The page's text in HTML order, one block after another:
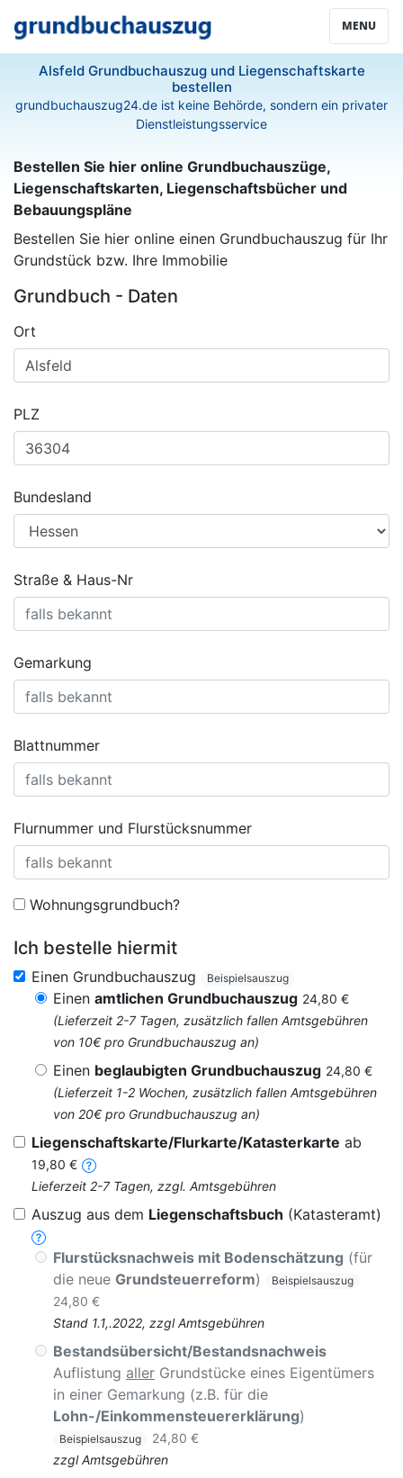
MENU
Alsfeld Grundbuchauszug und Liegenschaftskarte
bestellen
grundbuchauszug24.de ist keine Behörde, sondern ein privater
Dienstleistungsservice
Bestellen Sie hier online Grundbuchauszüge,
Liegenschaftskarten, Liegenschaftsbücher und
Bebauungspläne
Bestellen Sie hier online einen Grundbuchauszug für Ihr
Grundstück bzw. Ihre Immobilie
Grundbuch - Daten
Ort
PLZ
Bundesland
Straße & Haus-Nr
Gemarkung
Blattnummer
Flurnummer und Flurstücksnummer
Wohnungsgrundbuch?
Ich bestelle hiermit
Einen Grundbuchauszug Beispielsauszug
Einen amtlichen Grundbuchauszug 24,80 €
(Lieferzeit 2-7 Tagen, zusätzlich fallen Amtsgebühren
von 10€ pro Grundbuchauszug an)
Einen beglaubigten Grundbuchauszug 24,80 €
(Lieferzeit 1-2 Wochen, zusätzlich fallen Amtsgebühren
von 20€ pro Grundbuchauszug an)
Liegenschaftskarte/Flurkarte/Katasterkarte ab
19,80 €
Lieferzeit 2-7 Tagen, zzgl. Amtsgebühren
Auszug aus dem Liegenschaftsbuch (Katasteramt)
Flurstücksnachweis mit Bodenschätzung (für
die neue Grundsteuerreform) Beispielsauszug
24,80 €
Stand 1.1,.2022, zzgl Amtsgebühren
Bestandsübersicht/Bestandsnachweis
Auflistung aller Grundstücke eines Eigentümers
in einer Gemarkung (z.B. für die
Lohn-/Einkommensteuererklärung)
Beispielsauszug
24,80 €
zzgl Amtsgebühren